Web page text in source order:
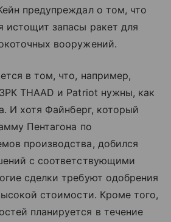
предупреждал о том, что
истощит запасы ракет для
вооружений.
в том, что, например,
THAAD и Patriot нужны, как
И хотя Файнберг, который
Пентагона по
производства, добился
с соответствующими
сделки требуют одобрения
стоимости. Кроме того,
планируется в течение